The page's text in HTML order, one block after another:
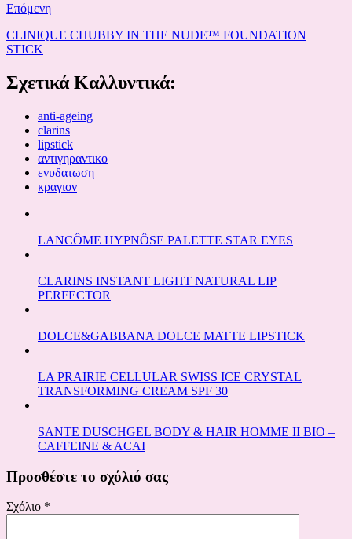
Επόμενη
CLINIQUE CHUBBY IN THE NUDE™ FOUNDATION
STICK
Σχετικά Καλλυντικά:
anti-ageing
clarins
lipstick
αντιγηραντικο
ενυδατωση
κραγιον
LANCÔME HYPNÔSE PALETTE STAR EYES
CLARINS INSTANT LIGHT NATURAL LIP
PERFECTOR
DOLCE&GABBANA DOLCE MATTE LIPSTICK
LA PRAIRIE CELLULAR SWISS ICE CRYSTAL
TRANSFORMING CREAM SPF 30
SANTE DUSCHGEL BODY & HAIR HOMME II BIO –
CAFFEINE & ACAI
Προσθέστε το σχόλιό σας
Σχόλιο *